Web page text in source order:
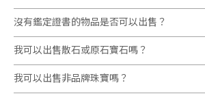
沒有鑑定證書的物品是否可以出售？
我可以出售散石或原石寶石嗎？
我可以出售非品牌珠寶嗎？